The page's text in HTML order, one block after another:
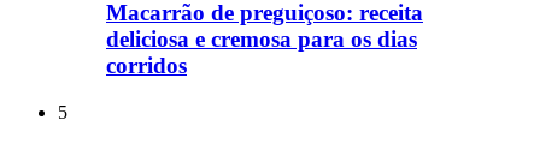
Macarrão de preguiçoso: receita
deliciosa e cremosa para os dias
corridos
5